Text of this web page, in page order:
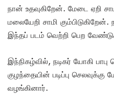
நான் உதவுகிறேன். மேடை ஏறி
மலையேறி சாமி
இந்தப் படம் வெற்றி பெற
இந்நிகழ்வில், நடிகர் யோகி
குழந்தையின் படிப்பு
வழங்கினார்.